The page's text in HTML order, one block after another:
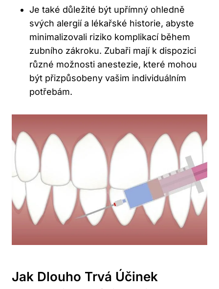
Je také důležité být upřímný ohledně
svých alergií a lékařské historie, abyste
minimalizovali riziko komplikací během
zubního zákroku. Zubaři mají k dispozici
různé možnosti anestezie, které mohou
být přizpůsobeny vašim individuálním
potřebám.
Jak Dlouho Trvá Účinek